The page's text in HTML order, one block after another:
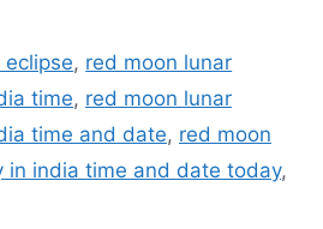
, red moon lunar
time, red moon lunar
time and date, red moon
in india time and date today,